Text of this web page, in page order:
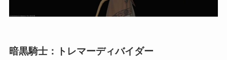
暗黒騎士：トレマーディバイダー